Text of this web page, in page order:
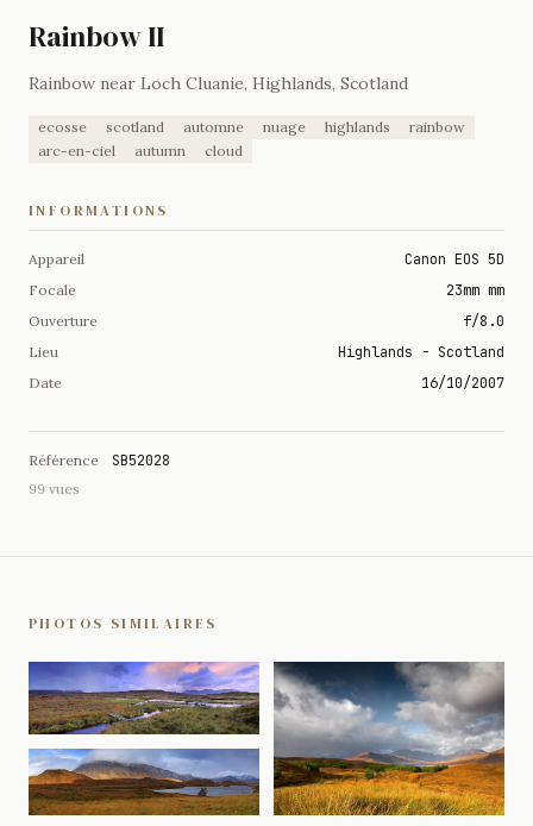
Rainbow II
Rainbow near Loch Cluanie, Highlands, Scotland
ecosse scotland automne nuage highlands
rainbow
arc-en-ciel
autumn cloud
INFORMATIONS
Appareil Canon EOS 5D
Focale 23mm mm
Ouverture f/8.0
Lieu Highlands - Scotland
Date 16/10/2007
Référence SB52028
99 vues
PHOTOS SIMILAIRES